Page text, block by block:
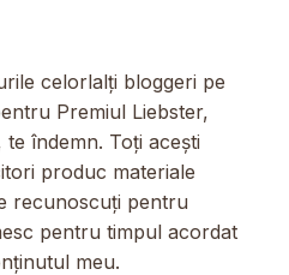
celorlalți bloggeri pe
Premiul Liebster,
îndemn. Toți acești
produc materiale
recunoscuți pentru
pentru timpul acordat
meu.